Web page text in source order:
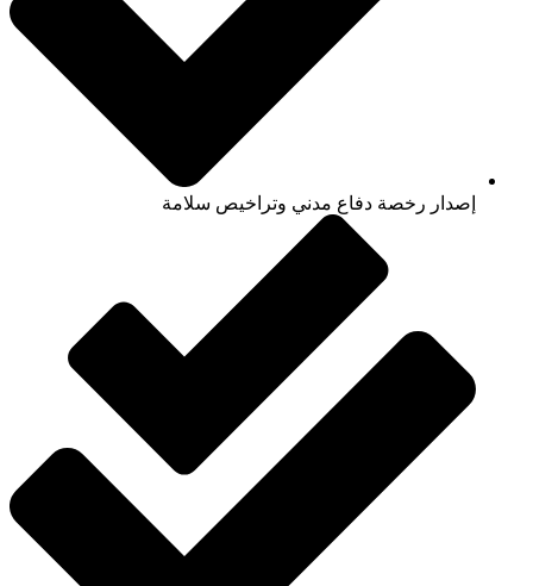
إصدار رخصة دفاع مدني وتراخيص سلامة